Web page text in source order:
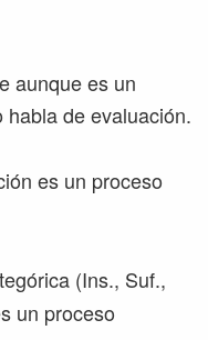
aunque es un
de evaluación.
es un proceso
(Ins., Suf.,
un proceso